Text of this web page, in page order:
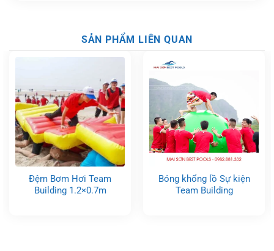
SẢN PHẨM LIÊN QUAN
Đệm Bơm Hơi Team
Building 1.2×0.7m
Bóng khổng lồ Sự kiện
Team Building